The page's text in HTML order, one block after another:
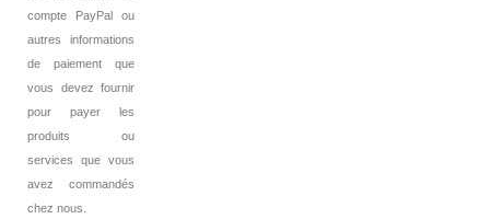
compte PayPal ou
autres informations
de paiement que
vous devez fournir
pour payer les
produits ou
services que vous
avez commandés
chez nous.